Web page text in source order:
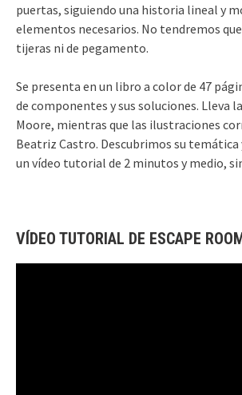
puertas, siguiendo una historia lineal y
elementos necesarios. No tendremos
tijeras ni de pegamento.
Se presenta en un libro a color de 47
de componentes y sus soluciones. Lleva
Moore, mientras que las ilustraciones
Beatriz Castro. Descubrimos su temática
un vídeo tutorial de 2 minutos y medio,
VÍDEO TUTORIAL DE ESCAPE